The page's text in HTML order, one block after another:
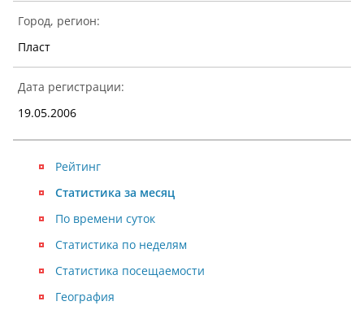
Город, регион:
Пласт
Дата регистрации:
19.05.2006
Рейтинг
Статистика посещаемости
Статистика за месяц
География
По времени суток
Статистика по неделям